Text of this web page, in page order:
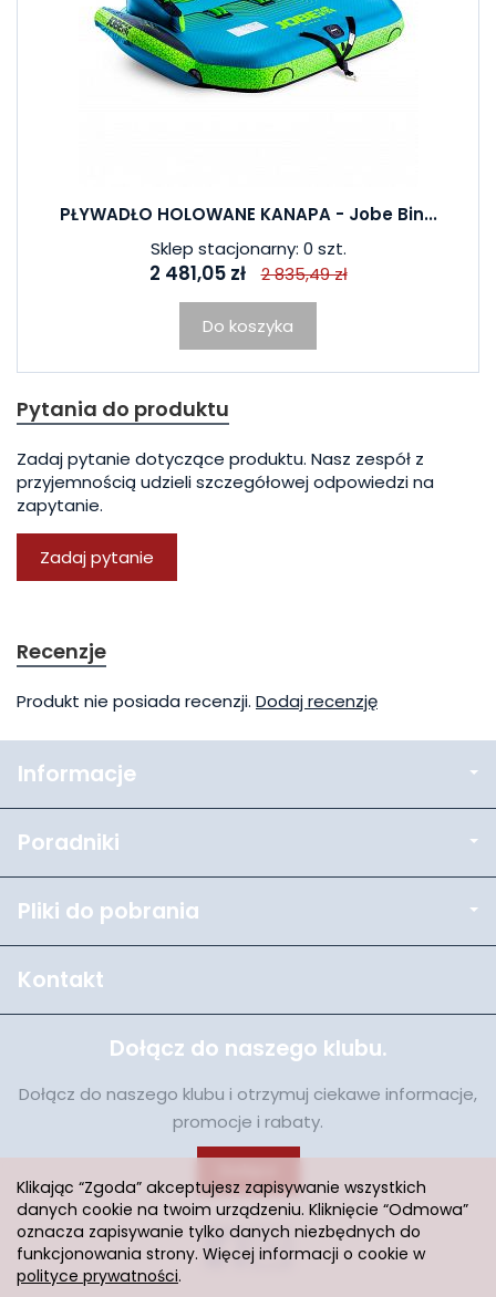
PŁYWADŁO HOLOWANE KANAPA - Jobe Bin...
Sklep stacjonarny: 0 szt.
2 481,05 zł 2 835,49 zł
Do koszyka
Pytania do produktu
Zadaj pytanie dotyczące produktu. Nasz zespół z
przyjemnością udzieli szczegółowej odpowiedzi na
zapytanie.
Zadaj pytanie
Recenzje
Produkt nie posiada recenzji. Dodaj recenzję
Informacje
Poradniki
Pliki do pobrania
Kontakt
Dołącz do naszego klubu.
Dołącz do naszego klubu i otrzymuj ciekawe informacje,
promocje i rabaty.
Klikając “Zgoda” akceptujesz zapisywanie wszystkich
danych cookie na twoim urządzeniu. Kliknięcie “Odmowa”
oznacza zapisywanie tylko danych niezbędnych do
funkcjonowania strony. Więcej informacji o cookie w
polityce prywatności.